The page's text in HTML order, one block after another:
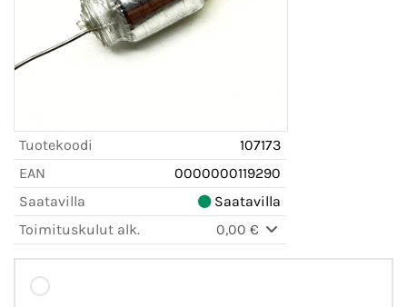
Tuotekoodi
107173
EAN
0000000119290
Saatavilla
Saatavilla
Toimituskulut alk.
0,00 €